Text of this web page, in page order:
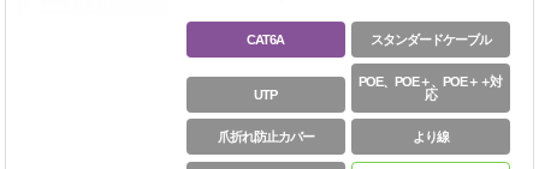
CAT6A スタンダードケーブル
UTP
POE、POE＋、POE＋＋対
応
爪折れ防止カバー より線